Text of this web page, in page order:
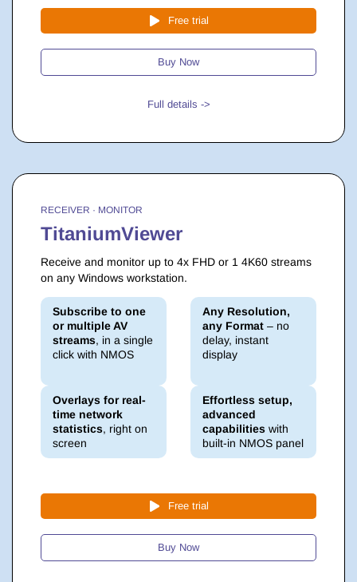
Free trial
Buy Now
Full details ->
RECEIVER · MONITOR
TitaniumViewer
Receive and monitor up to 4x FHD or 1 4K60 streams
on any Windows workstation.
Subscribe to one
or multiple AV
streams, in a single
click with NMOS
Any Resolution,
any Format – no
delay, instant
display
Overlays for real-
time network
statistics, right on
screen
Effortless setup,
advanced
capabilities with
built-in NMOS panel
Free trial
Buy Now